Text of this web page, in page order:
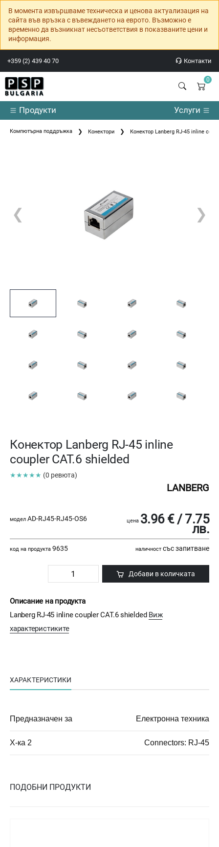
В момента извършваме техническа и ценова актуализация на
сайта във връзка с въвеждането на еврото. Възможно е
временно да възникнат несъответствия в показваните цени и
информация.
+359 (2) 439 40 70 Контакти
0
Продукти Услуги
Компютърна поддръжка Конектори Конектор Lanberg RJ-45 inline
❮ ❯
Конектор Lanberg RJ-45 inline
coupler CAT.6 shielded
★★★★★ (0 ревюта)
LANBERG
модел AD-RJ45-RJ45-OS6 цена 3.96 € / 7.75
лв.
код на продукта 9635 наличност със запитване
Добави в количката
Описание на продукта
Lanberg RJ-45 inline coupler CAT.6 shielded Виж
характеристиките
ХАРАКТЕРИСТИКИ
Предназначен за Електронна техника
Х-ка 2 Connectors: RJ-45
ПОДОБНИ ПРОДУКТИ